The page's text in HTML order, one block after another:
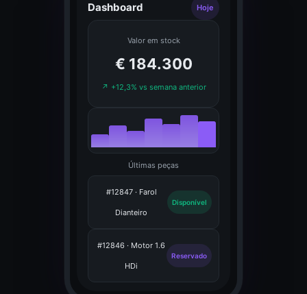
Dashboard Hoje
Valor em stock
€ 184.300
↗ +12,3% vs semana anterior
Últimas peças
#12847 · Farol
Dianteiro
Disponível
#12846 · Motor 1.6
HDi
Reservado